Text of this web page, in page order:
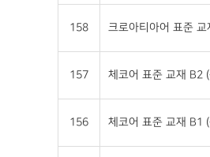
158 크로아티아어 표준
157 체코어 표준 교재 B2
156 체코어 표준 교재 B1